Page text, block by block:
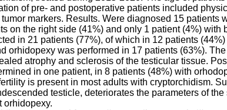
of pre- and postoperative patients included
markers. Results. Were diagnosed 15 patients
on the right side (41%) and only 1 patient (4%)
in 21 patients (77%), of which in 12 patients
orhidopexy was performed in 17 patients (63%).
atrophy and sclerosis of the testicular tissue.
in one patient, in 8 patients (48%) with
is present in most adults with cryptorchidism.
testicle, deteriorates the parameters of
orhidopexy.